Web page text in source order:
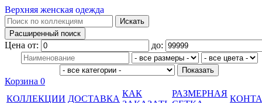
Верхняя женская одежда
Цена от: до:
Корзина 0
КОЛЛЕКЦИИ ДОСТАВКА
КАК
РАЗМЕРНАЯ